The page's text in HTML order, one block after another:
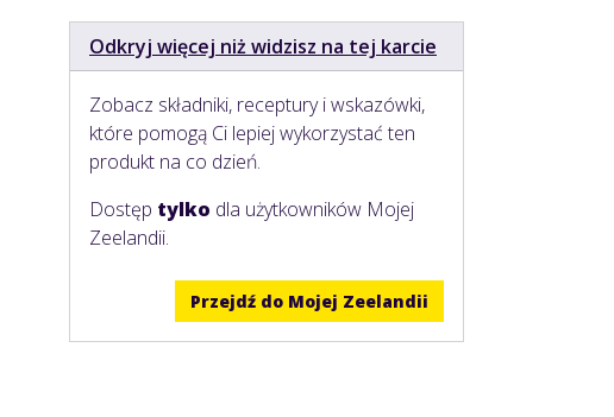
Odkryj więcej niż widzisz na tej karcie
Zobacz składniki, receptury i wskazówki,
które pomogą Ci lepiej wykorzystać ten
produkt na co dzień.
Dostęp tylko dla użytkowników Mojej
Zeelandii.
Przejdź do Mojej Zeelandii